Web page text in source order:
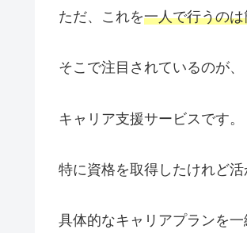
ただ、これを一人で行うの
そこで注目されているのが、
キャリア支援サービスです。
特に資格を取得したけれど活
具体的なキャリアプランを